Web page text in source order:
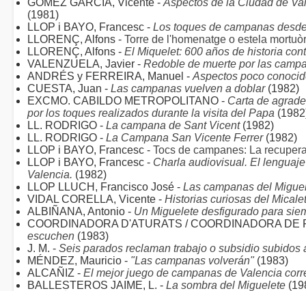
GÓMEZ GARCÍA, Vicente - Aspectos de la Ciudad de
(1981)
LLOP i BAYO, Francesc - Los toques de campanas
LLORENÇ, Alfons - Torre de l'homenatge o estela
LLORENÇ, Alfons - El Miquelet: 600 años de historia
VALENZUELA, Javier - Redoble de muerte por las
ANDRÉS y FERREIRA, Manuel - Aspectos poco
CUESTA, Juan - Las campanas vuelven a doblar(1982)
EXCMO. CABILDO METROPOLITANO - Carta de
por los toques realizados durante la visita del Papa
LL. RODRIGO - La campana de Sant Vicent(1982)
LL. RODRIGO - La Campana San Vicente Ferrer(1982)
LLOP i BAYO, Francesc - Tocs de campanes: La
LLOP i BAYO, Francesc - Charla audiovisual. El
Valencia. (1982)
LLOP LLUCH, Francisco José - Las campanas del
VIDAL CORELLA, Vicente - Historias curiosas del Micalet
ALBIÑANA, Antonio - Un Miguelete desfigurado para
COORDINADORA D'ATURATS / COORDINADORA DE
escuchen (1983)
J. M. - Seis parados reclaman trabajo o subsidio subidos
MÉNDEZ, Mauricio - "Las campanas volverán"(1983)
ALCAÑIZ - El mejor juego de campanas de Valencia
BALLESTEROS JAIME, L. - La sombra del Miguelete